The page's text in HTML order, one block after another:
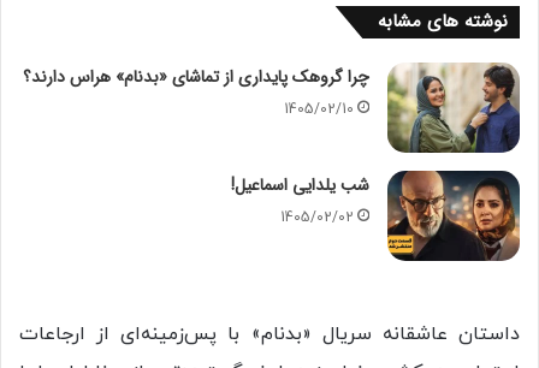
نوشته های مشابه
چرا گروهک پایداری از تماشای «بدنام» هراس دارند؟
1405/02/10
شب یلدایی اسماعیل!
1405/02/02
داستان عاشقانه سریال «بدنام» با پس‌زمینه‌ای از ارجاعات